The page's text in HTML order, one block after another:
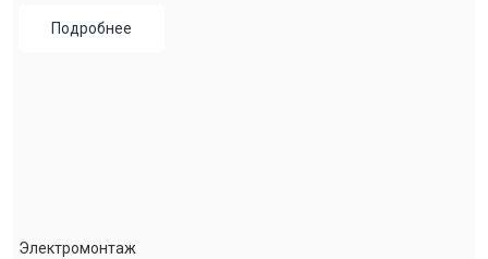
Подробнее
Электромонтаж